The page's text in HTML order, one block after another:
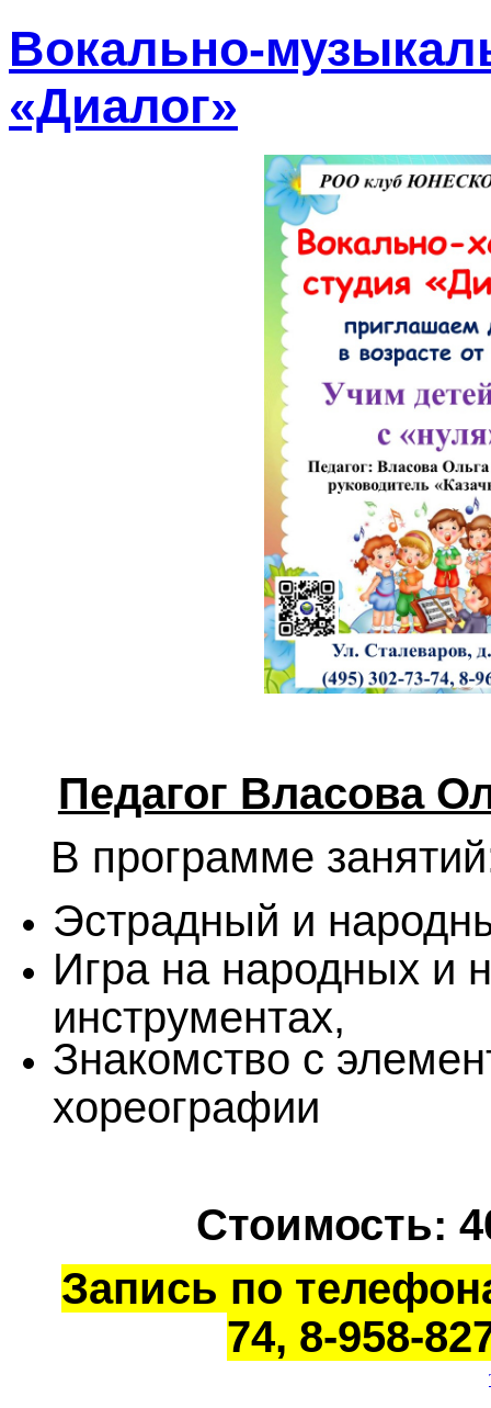
Вокально-
«Диалог»
Педагог Власова
В программе
Эстрадный и
Игра на народных и
инструментах,
Знакомство с
хореографии
Стоимость:
Запись по
74, 8-958-